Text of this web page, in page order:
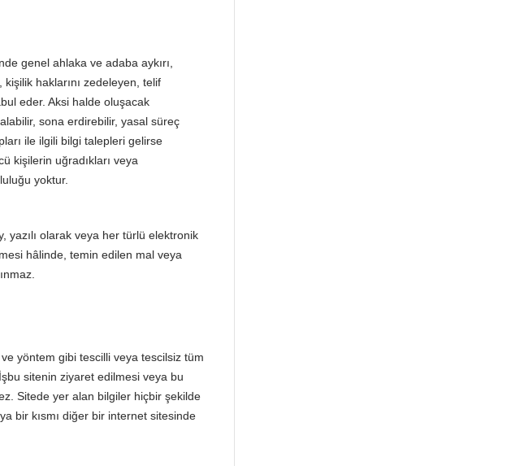
genel ahlaka ve adaba aykırı,
kişilik haklarını zedeleyen, telif
eder. Aksi halde oluşacak
sona erdirebilir, yasal süreç
ile ilgili bilgi talepleri gelirse
kişilerin uğradıkları veya
yoktur.
yazılı olarak veya her türlü elektronik
hâlinde, temin edilen mal veya
yöntem gibi tescilli veya tescilsiz tüm
sitenin ziyaret edilmesi veya bu
Sitede yer alan bilgiler hiçbir şekilde
bir kısmı diğer bir internet sitesinde